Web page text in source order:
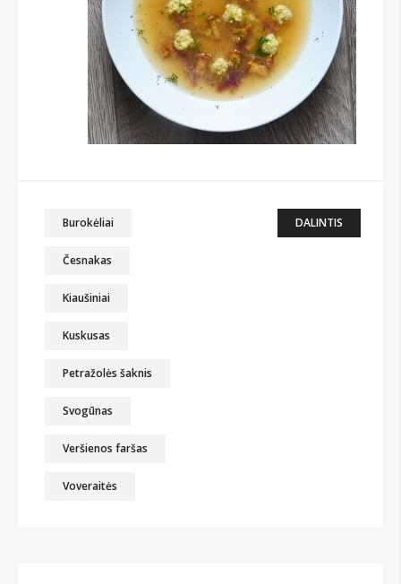
Burokėliai
Česnakas
Kiaušiniai
Kuskusas
Petražolės šaknis
Svogūnas
Veršienos faršas
Voveraitės
DALINTIS